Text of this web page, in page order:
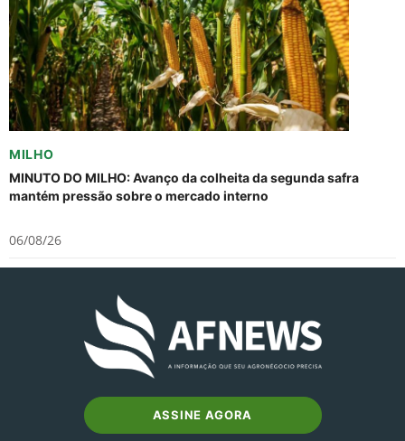
MILHO
MINUTO DO MILHO: Avanço da colheita da segunda safra
mantém pressão sobre o mercado interno
06/08/26
ASSINE AGORA